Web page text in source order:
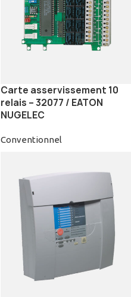
Carte asservissement 10
relais – 32077 / EATON
NUGELEC
Conventionnel